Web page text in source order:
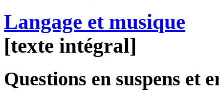
Langage et musique
[texte intégral]
Questions en suspens et